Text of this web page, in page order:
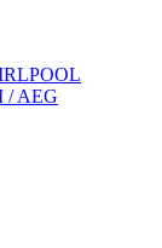
/ AEG